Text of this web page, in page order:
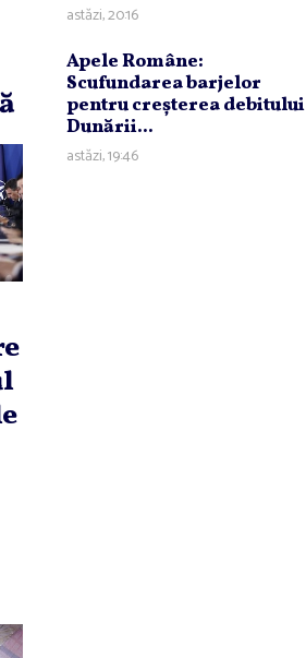
astăzi, 20:16
Apele Române:
Scufundarea barjelor
pentru creşterea debitului
Dunării...
astăzi, 19:46